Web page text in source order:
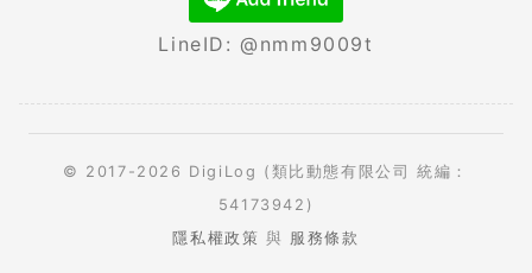
LineID: @nmm9009t
© 2017-2026 DigiLog (類比動態有限公司 統編：
54173942)
隱私權政策 與 服務條款